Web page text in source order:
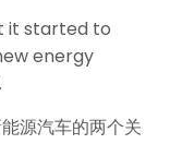
it started to
energy
源汽车的两个关